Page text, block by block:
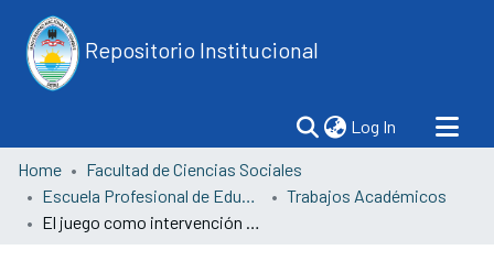
Repositorio Institucional
Log In (current)
Home
Facultad de Ciencias Sociales
Escuela Profesional de Educación
Trabajos Académicos
El juego como intervención psicopedagógica en una niña de seis años con maltrato emocional intrafamiliar